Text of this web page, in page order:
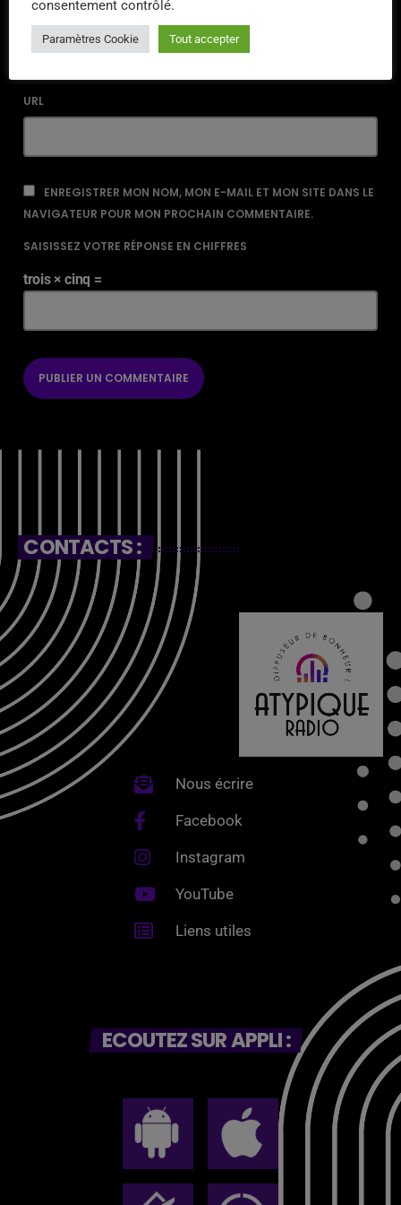
URL
ENREGISTRER MON NOM, MON E-MAIL ET MON SITE DANS LE
NAVIGATEUR POUR MON PROCHAIN COMMENTAIRE.
SAISISSEZ VOTRE RÉPONSE EN CHIFFRES
trois × cinq =
CONTACTS :
Nous écrire
Facebook
Instagram
YouTube
Liens utiles
ECOUTEZ SUR APPLI :
consentement contrôlé.
Paramètres Cookie Tout accepter